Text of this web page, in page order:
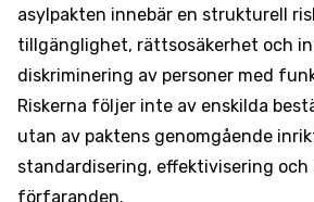
asylpakten innebär en strukturell
tillgänglighet, rättsosäkerhet och
diskriminering av personer med
Riskerna följer inte av enskilda
utan av paktens genomgående
standardisering, effektivisering och
förfaranden.